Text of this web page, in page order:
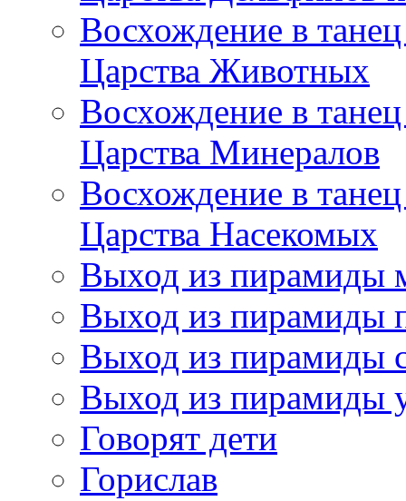
Восхождение в
Царства Животных
Восхождение в
Царства Минералов
Восхождение в
Царства Насекомых
Выход из пирамиды
Выход из пирамиды
Выход из пирамиды
Выход из пирамиды
Говорят дети
Горислав